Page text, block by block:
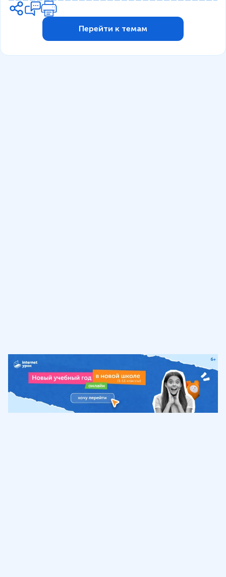
Перейти к темам